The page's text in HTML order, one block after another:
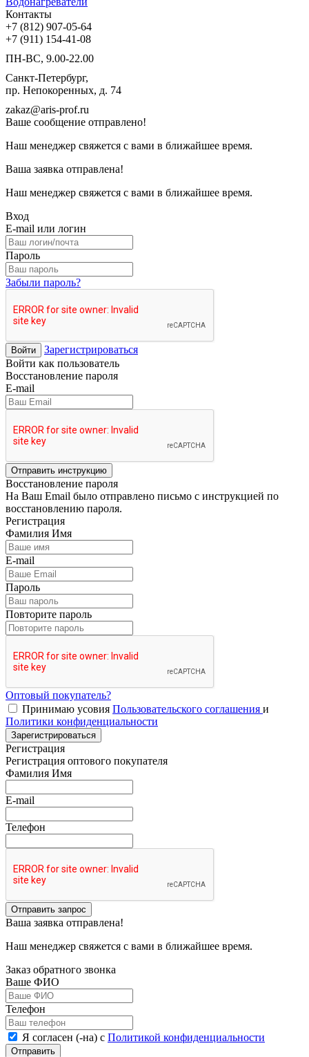
Контакты
+7 (812) 907-05-64
+7 (911) 154-41-08
ПН-ВС, 9.00-22.00
Санкт-Петербург,
пр. Непокоренных, д. 74
zakaz@aris-prof.ru
Ваше сообщение отправлено!
Наш менеджер свяжется с вами в ближайшее время.
Ваша заявка отправлена!
Наш менеджер свяжется с вами в ближайшее время.
Вход
E-mail или логин
Пароль
Забыли пароль?
Войти
Зарегистрироваться
Войти как пользователь
Восстановление пароля
E-mail
Отправить инструкцию
Восстановление пароля
На Ваш Email было отправлено письмо с инструкцией по
восстановлению пароля.
Регистрация
Фамилия Имя
E-mail
Пароль
Повторите пароль
Оптовый покупатель?
Принимаю усовия Пользовательского соглашения и
Политики конфиденциальности
Зарегистрироваться
Регистрация
Регистрация оптового покупателя
Фамилия Имя
E-mail
Телефон
Отправить запрос
Ваша заявка отправлена!
Наш менеджер свяжется с вами в ближайшее время.
Заказ обратного звонка
Ваше ФИО
Телефон
Я согласен (-на) с Политикой конфиденциальности
Отправить